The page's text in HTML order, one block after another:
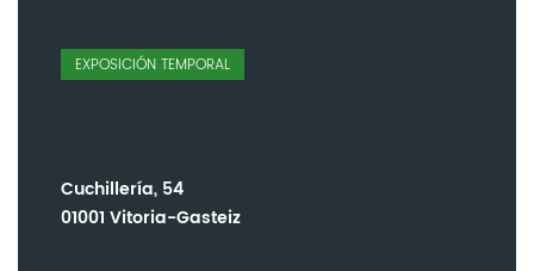
EXPOSICIÓN TEMPORAL
Cuchillería, 54
01001 Vitoria-Gasteiz